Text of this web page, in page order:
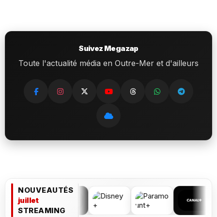
Suivez Megazap
Toute l'actualité média en Outre-Mer et d'ailleurs
NOUVEAUTÉS
juillet
STREAMING